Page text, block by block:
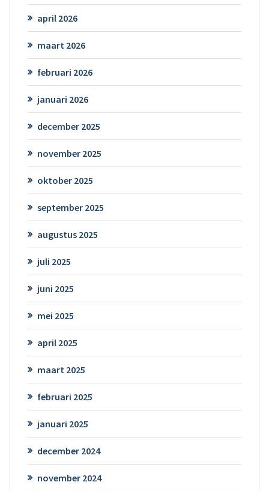
april 2026
maart 2026
februari 2026
januari 2026
december 2025
november 2025
oktober 2025
september 2025
augustus 2025
juli 2025
juni 2025
mei 2025
april 2025
maart 2025
februari 2025
januari 2025
december 2024
november 2024